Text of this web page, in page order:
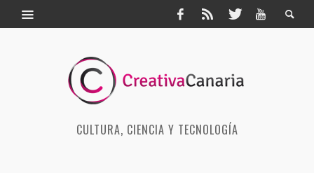
CULTURA, CIENCIA Y TECNOLOGÍA